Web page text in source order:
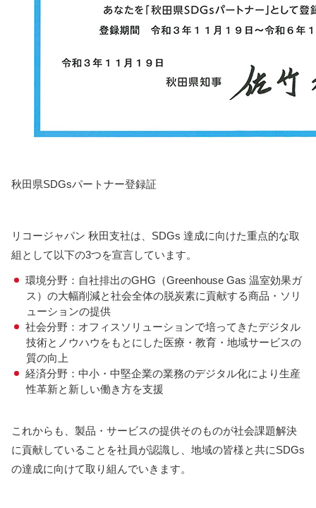
秋田県SDGsパートナー登録証
リコージャパン 秋田支社は、SDGs 達成に向けた重点的な取
組として以下の3つを宣言しています。
環境分野：自社排出のGHG（Greenhouse Gas 温室効果ガ
ス）の大幅削減と社会全体の脱炭素に貢献する商品・ソリ
ューションの提供
社会分野：オフィスソリューションで培ってきたデジタル
技術とノウハウをもとにした医療・教育・地域サービスの
質の向上
経済分野：中小・中堅企業の業務のデジタル化により生産
性革新と新しい働き方を支援
これからも、製品・サービスの提供そのものが社会課題解決
に貢献していることを社員が認識し、地域の皆様と共にSDGs
の達成に向けて取り組んでいきます。